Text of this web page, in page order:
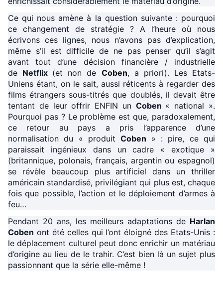
Ce qui nous amène à la question suivante : pourquoi
ce changement de stratégie ? A l’heure où nous
écrivons ces lignes, nous n’avons pas d’explication,
même s’il est difficile de ne pas penser qu’il s’agit
avant tout d’une décision financière / industrielle
de Netflix (et non de Coben, a priori). Les Etats-
Uniens étant, on le sait, aussi réticents à regarder des
films étrangers sous-titrés que doublés, il devait être
tentant de leur offrir ENFIN un Coben « national ».
Pourquoi pas ? Le problème est que, paradoxalement,
ce retour au pays a pris l’apparence d’une
normalisation du « produit Coben » : pire, ce qui
paraissait ingénieux dans un cadre « exotique »
(britannique, polonais, français, argentin ou espagnol)
se révèle beaucoup plus artificiel dans un thriller
américain standardisé, privilégiant qui plus est, chaque
fois que possible, l’action et le déploiement d’armes à
feu…
Pendant 20 ans, les meilleurs adaptations de Harlan
Coben ont été celles qui l’ont éloigné des Etats-Unis :
le déplacement culturel peut donc enrichir un matériau
d’origine au lieu de le trahir. C’est bien là un sujet plus
passionnant que la série elle-même !